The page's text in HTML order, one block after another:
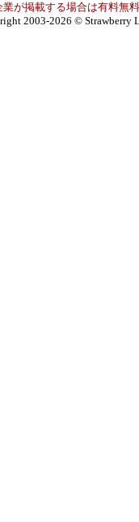
が掲載する場合は有料無
2003-2026 © Strawberry